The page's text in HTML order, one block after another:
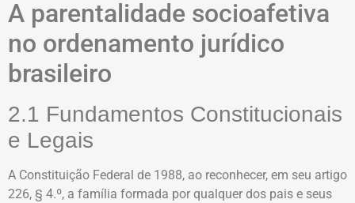
A parentalidade socioafetiva
no ordenamento jurídico
brasileiro
2.1 Fundamentos Constitucionais
e Legais
A Constituição Federal de 1988, ao reconhecer, em seu artigo
226, § 4.º, a família formada por qualquer dos pais e seus